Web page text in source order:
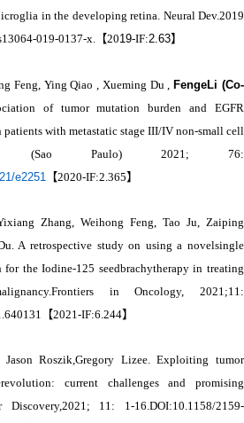
in the developing retina. Neural Dev.2019
019-0137-x.
【2019-IF:2.63】
Feng, Ying Qiao , Xueming Du ,FengeLi (Co-
of tumor mutation burden and EGFR
with metastatic stage III/IV non-small cell
(Sao Paulo) 2021; 76:
e2251 【2020-IF:2.365】
Zhang, Weihong Feng, Tao Ju, Zaiping
A retrospective study on using a novelsingle
for the Iodine-125 seedbrachytherapy in treating
in Oncology, 2021;11:
【2021-IF:6.244】
, Jason Roszik,Gregory Lizee. Exploiting tumor
current challenges and promising
Discovery,2021 ; 11: 1-16. DOI:10.1158/2159-